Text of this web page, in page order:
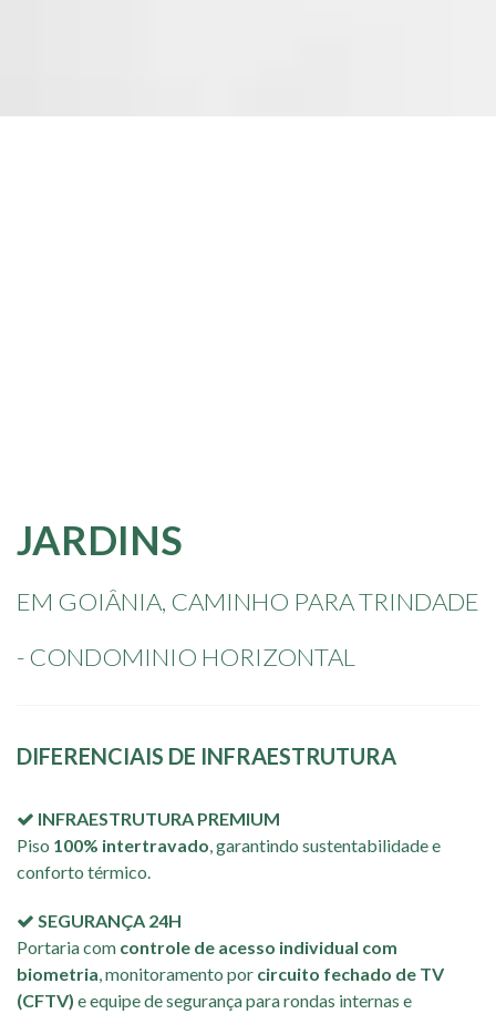
JARDINS
EM GOIÂNIA, CAMINHO PARA TRINDADE
- CONDOMINIO HORIZONTAL
DIFERENCIAIS DE INFRAESTRUTURA
INFRAESTRUTURA PREMIUM
Piso 100% intertravado , garantindo sustentabilidade e
conforto térmico.
SEGURANÇA 24H
Portaria com controle de acesso individual com
biometria , monitoramento por circuito fechado de TV
(CFTV) e equipe de segurança para rondas internas e